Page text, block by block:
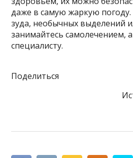
даже в самую жаркую
зуда, необычных выделений
занимайтесь самолечением,
специалисту.
Поделиться